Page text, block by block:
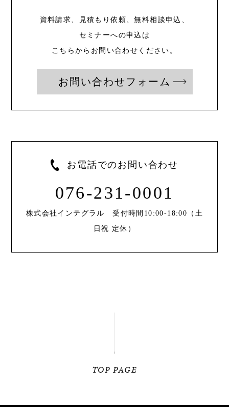
資料請求、見積もり依頼、無料相談申込、
セミナーへの申込は
こちらからお問い合わせください。
お問い合わせフォーム
お電話でのお問い合わせ
076-231-0001
株式会社インテグラル 受付時間10:00-18:00（土
日祝 定休）
TOP PAGE